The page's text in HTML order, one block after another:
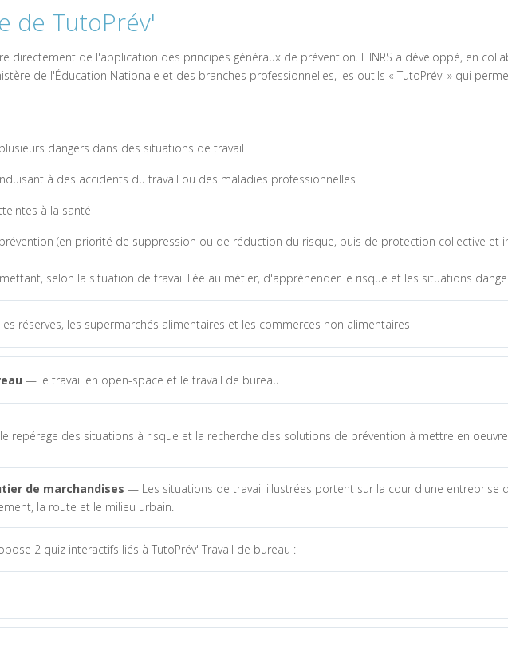
de TutoPrév'
directement de l'application des principes généraux de prévention. L'INRS a développé, en
de l'Éducation Nationale et des branches professionnelles, les outils « TutoPrév' » qui
dangers dans des situations de travail
à des accidents du travail ou des maladies professionnelles
à la santé
(en priorité de suppression ou de réduction du risque, puis de protection collective et
selon la situation de travail liée au métier, d'appréhender le risque et les situations
réserves, les supermarchés alimentaires et les commerces non alimentaires
— le travail en open-space et le travail de bureau
repérage des situations à risque et la recherche des solutions de prévention à mettre en oeuvre
de marchandises — Les situations de travail illustrées portent sur la cour d'une entreprise
la route et le milieu urbain.
2 quiz interactifs liés à TutoPrév' Travail de bureau :